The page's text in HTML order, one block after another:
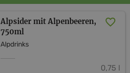
Alpsider mit Alpenbeeren,
750ml
Alpdrinks
0,75 l